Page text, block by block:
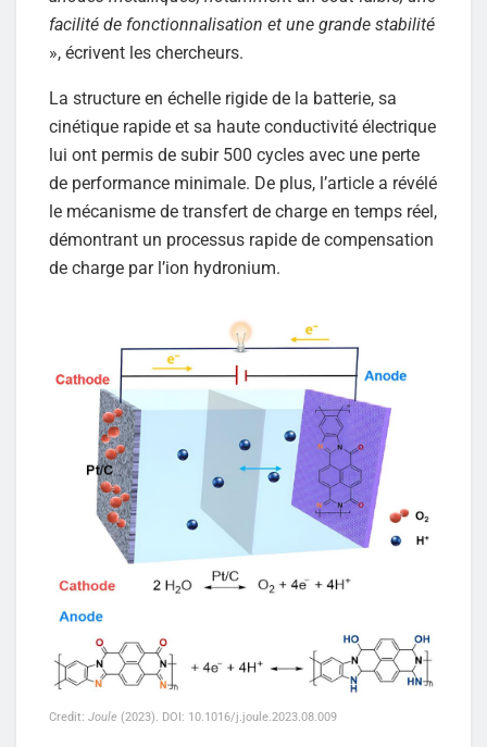
facilité de fonctionnalisation et une grande stabilité
», écrivent les chercheurs.
La structure en échelle rigide de la batterie, sa
cinétique rapide et sa haute conductivité électrique
lui ont permis de subir 500 cycles avec une perte
de performance minimale. De plus, l’article a révélé
le mécanisme de transfert de charge en temps réel,
démontrant un processus rapide de compensation
de charge par l’ion hydronium.
Credit: Joule (2023). DOI: 10.1016/j.joule.2023.08.009